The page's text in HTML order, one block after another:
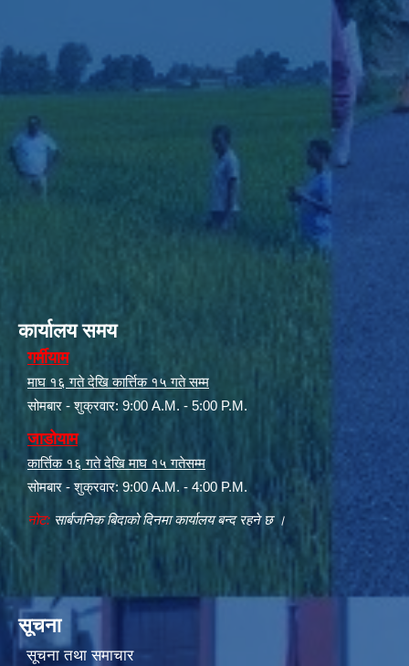
कार्यालय समय
गर्मीयाम
माघ १६ गते देखि कार्त्तिक १५ गते सम्म
सोमबार - शुक्रवार: 9:00 A.M. - 5:00 P.M.
जाडोयाम
कार्त्तिक १६ गते देखि माघ १५ गतेसम्म
सोमबार - शुक्रवार: 9:00 A.M. - 4:00 P.M.
नोट: सार्बजनिक बिदाको दिनमा कार्यालय बन्द रहने छ ।
सूचना
सूचना तथा समाचार